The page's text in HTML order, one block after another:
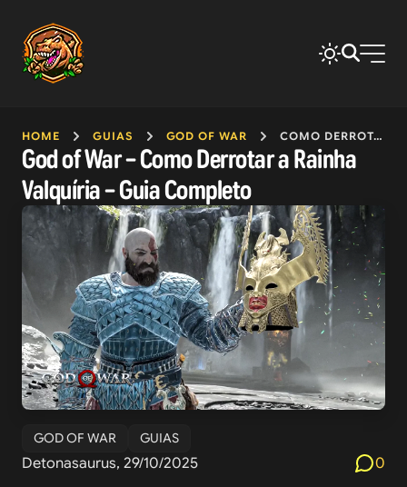
HOME GUIAS GOD OF WAR COMO DERROTAR A RAINHA VALQUÍRIA
God of War – Como Derrotar a Rainha
Valquíria – Guia Completo
GOD OF WAR GUIAS
Detonasaurus, 29/10/2025 0